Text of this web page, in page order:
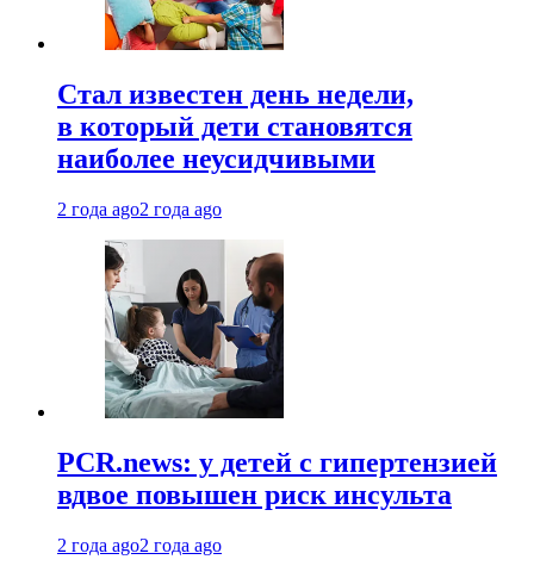
Стал известен день недели,
в который дети становятся
наиболее неусидчивыми
2 года ago2 года ago
PCR.news: у детей с гипертензией
вдвое повышен риск инсульта
2 года ago2 года ago